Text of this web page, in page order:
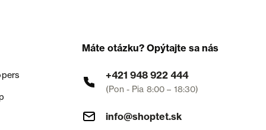
Máte otázku? Opýtajte sa nás
+421 948 922 444
(Pon - Pia 8:00 – 18:30)
info@shoptet.sk